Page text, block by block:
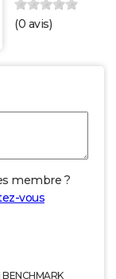
(0 avis)
membre ?
vous